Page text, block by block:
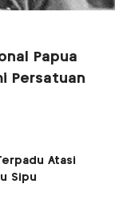
Papua
Persatuan
Atasi
Sipu